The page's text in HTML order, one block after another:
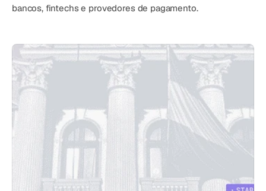
bancos, fintechs e provedores de pagamento.